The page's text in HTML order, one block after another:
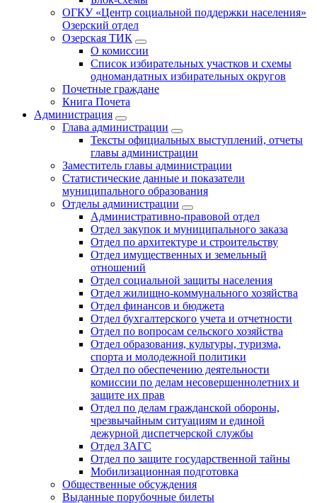
ОГКУ «Центр социальной поддержки населения»
Озерский отдел
Озерская ТИК
О комиссии
Список избирательных участков и схемы
одномандатных избирательных округов
Почетные граждане
Книга Почета
Администрация
Глава администрации
Тексты официальных выступлений, отчеты
главы администрации
Заместитель главы администрации
Статистические данные и показатели
муниципального образования
Отделы администрации
Административно-правовой отдел
Отдел закупок и муниципального заказа
Отдел по архитектуре и строительству
Отдел имущественных и земельный
отношений
Отдел социальной защиты населения
Отдел жилищно-коммунального хозяйства
Отдел финансов и бюджета
Отдел бухгалтерского учета и отчетности
Отдел по вопросам сельского хозяйства
Отдел образования, культуры, туризма,
спорта и молодежной политики
Отдел по обеспечению деятельности
комиссии по делам несовершеннолетних и
защите их прав
Отдел по делам гражданской обороны,
чрезвычайным ситуациям и единой
дежурной диспетчерской службы
Отдел ЗАГС
Отдел по защите государственной тайны
Мобилизационная подготовка
Общественные обсуждения
Выданные порубочные билеты